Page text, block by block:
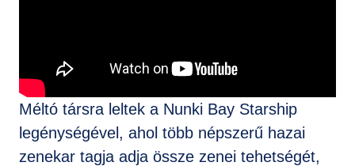
Méltó társra leltek a Nunki Bay Starship
legénységével, ahol több népszerű hazai
zenekar tagja adja össze zenei tehetségét,